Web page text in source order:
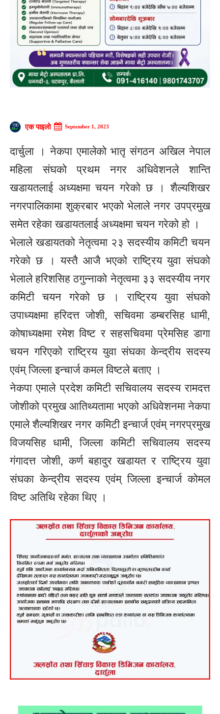
एक पाइलो September 1, 2023
दार्चुला । नेकपा एमालेको भातृ संगठन अखिल नेपाल
महिला संघको प्रथम नगर अधिवेशनले शान्ति
खडायतलाई अध्यक्षमा चयन गरेको छ । शैल्यशिखर
नगरपालिकामा शुक्रबार भएको भेलाले नगर उपप्रमुख
समेत रहेका खडायतलाई अध्यक्षमा चयन गरेको हो ।
भेलाले खडायतको नेतृत्वमा २३ सदस्यीय कमिटी चयन
गरेको छ । यस्तै आजै भएको राष्ट्रिय युवा संघको
भेलाले हरिशसिह ठगुन्नाको नेतृत्वमा ३३ सदस्यीय नगर
कमिटी चयन गरेको छ । राष्ट्रिय युवा संघको
उपाध्यक्षमा हरिदत्त जोशी, सचिवमा डम्बरसिह धामी,
कोषाध्यक्षमा रमेश विष्ट र सहसचिवमा प्रेमसिह डागा
चयन गरिएको राष्ट्रिय युवा संघका केन्द्रीय सदस्य
एवंम् जिल्ला इन्चार्ज कमल विष्टले बताए ।
नेकपा एमाले प्रदेश कमिटी सचिवालय सदस्य रामदत्त
जोशीको प्रमुख आतिथ्यतामा भएको अधिवेशनमा नेकपा
एमाले शैल्यशिखर नगर कमिटी इन्चार्ज एवंम् नगरप्रमुख
विजयसिह धामी, जिल्ला कमिटी सचिवालय सदस्य
गंगादत्त जोशी, कर्ण बहादुर खडायत र राष्ट्रिय युवा
संघका केन्द्रीय सदस्य एवंम् जिल्ला इन्चार्ज कोमल
विष्ट अतिथि रहेका थिए ।